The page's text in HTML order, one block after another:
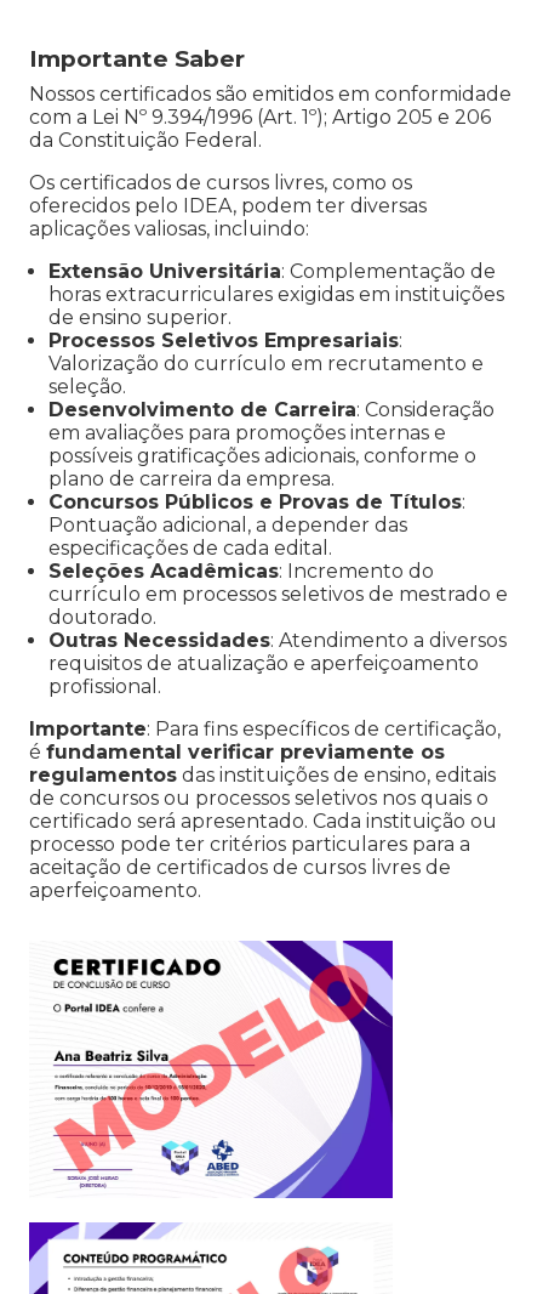
Importante Saber
Nossos certificados são emitidos em conformidade
com a Lei Nº 9.394/1996 (Art. 1º); Artigo 205 e 206
da Constituição Federal.
Os certificados de cursos livres, como os
oferecidos pelo IDEA, podem ter diversas
aplicações valiosas, incluindo:
Extensão Universitária: Complementação de
horas extracurriculares exigidas em instituições
de ensino superior.
Processos Seletivos Empresariais:
Valorização do currículo em recrutamento e
seleção.
Desenvolvimento de Carreira: Consideração
em avaliações para promoções internas e
possíveis gratificações adicionais, conforme o
plano de carreira da empresa.
Concursos Públicos e Provas de Títulos:
Pontuação adicional, a depender das
especificações de cada edital.
Seleções Acadêmicas: Incremento do
currículo em processos seletivos de mestrado e
doutorado.
Outras Necessidades: Atendimento a diversos
requisitos de atualização e aperfeiçoamento
profissional.
Importante: Para fins específicos de certificação,
é fundamental verificar previamente os
regulamentos das instituições de ensino, editais
de concursos ou processos seletivos nos quais o
certificado será apresentado. Cada instituição ou
processo pode ter critérios particulares para a
aceitação de certificados de cursos livres de
aperfeiçoamento.